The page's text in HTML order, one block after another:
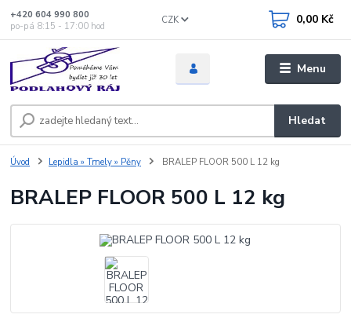
Menu
CZK
Hledat
+420 604 990 800
po-pá 8:15 - 17:00 hod
0,00 Kč
Úvod Lepidla » Tmely » Pěny BRALEP FLOOR 500 L 12 kg
BRALEP FLOOR 500 L 12 kg